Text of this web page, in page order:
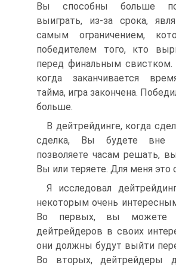
Вы способны больше
выиграть, из-за срока,
самым ограничением,
победителем того, кто
перед финальным свистком.
когда заканчивается
тайма, игра закончена.
больше.
В дейтрейдинге, когда
сделка, Вы будете вне
позволяете часам решать,
Вы или теряете. Для меня это
Я исследовал
некоторым очень
Во первых, вы можете
дейтрейдеров в своих
они должны будут выйти
Во вторых, дейтрейдеры